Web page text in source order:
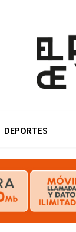
DEPORTES